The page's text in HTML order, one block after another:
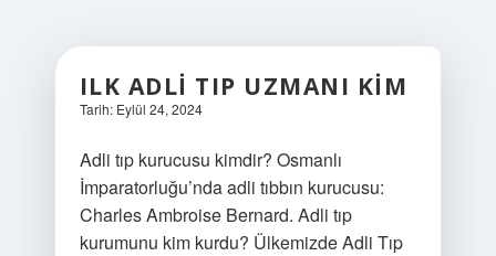
ILK ADLI TIP UZMANI KIM
Tarih: Eylül 24, 2024
Adli tıp kurucusu kimdir? Osmanlı
İmparatorluğu’nda adli tıbbın kurucusu:
Charles Ambroise Bernard. Adli tıp
kurumunu kim kurdu? Ülkemizde Adli Tıp